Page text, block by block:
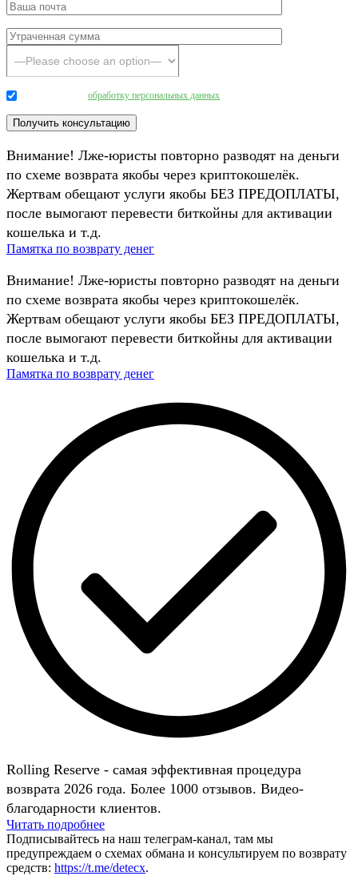
обработку персональных данных
Внимание! Лже-юристы повторно разводят на деньги
по схеме возврата якобы через криптокошелёк.
Жертвам обещают услуги якобы БЕЗ ПРЕДОПЛАТЫ,
после вымогают перевести биткойны для активации
кошелька и т.д.
Памятка по возврату денег
Внимание! Лже-юристы повторно разводят на деньги
по схеме возврата якобы через криптокошелёк.
Жертвам обещают услуги якобы БЕЗ ПРЕДОПЛАТЫ,
после вымогают перевести биткойны для активации
кошелька и т.д.
Памятка по возврату денег
Rolling Reserve - самая эффективная процедура
возврата 2026 года. Более 1000 отзывов. Видео-
благодарности клиентов.
Читать подробнее
Подписывайтесь на наш телеграм-канал, там мы
предупреждаем о схемах обмана и консультируем по возврату
средств: https://t.me/detecx.